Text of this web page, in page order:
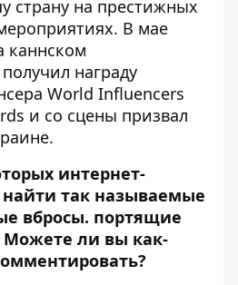
страну на престижных
В мае
каннском
награду
World Influencers
и со сцены призвал
интернет-
так называемые
вбросы. портящие
ли вы как-